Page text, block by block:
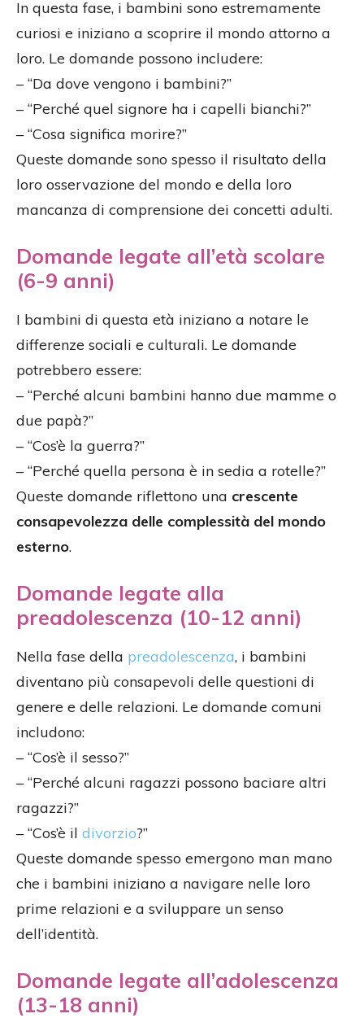
In questa fase, i bambini sono estremamente
curiosi e iniziano a scoprire il mondo attorno a
loro. Le domande possono includere:
– “Da dove vengono i bambini?”
– “Perché quel signore ha i capelli bianchi?”
– “Cosa significa morire?”
Queste domande sono spesso il risultato della
loro osservazione del mondo e della loro
mancanza di comprensione dei concetti adulti.
Domande legate all’età scolare
(6-9 anni)
I bambini di questa età iniziano a notare le
differenze sociali e culturali. Le domande
potrebbero essere:
– “Perché alcuni bambini hanno due mamme o
due papà?”
– “Cos’è la guerra?”
– “Perché quella persona è in sedia a rotelle?”
Queste domande riflettono una crescente
consapevolezza delle complessità del mondo
esterno.
Domande legate alla
preadolescenza (10-12 anni)
Nella fase della preadolescenza, i bambini
diventano più consapevoli delle questioni di
genere e delle relazioni. Le domande comuni
includono:
– “Cos’è il sesso?”
– “Perché alcuni ragazzi possono baciare altri
ragazzi?”
– “Cos’è il divorzio?”
Queste domande spesso emergono man mano
che i bambini iniziano a navigare nelle loro
prime relazioni e a sviluppare un senso
dell’identità.
Domande legate all’adolescenza
(13-18 anni)